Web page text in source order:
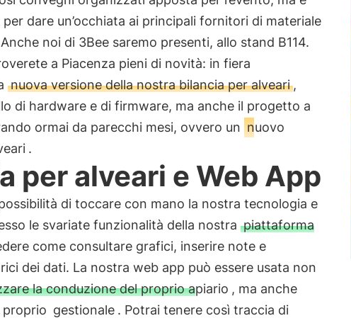
dare un’occhiata ai principali fornitori di materiale
noi di 3Bee saremo presenti, allo stand B114.
a Piacenza pieni di novità: in fiera
nuova versione della nostra bilancia per alveari,
di hardware e di firmware, ma anche il progetto a
ormai da parecchi mesi, ovvero un nuovo
.
per alveari e Web App
di toccare con mano la nostra tecnologia e
le svariate funzionalità della nostra piattaforma
come consultare grafici, inserire note e
dei dati. La nostra web app può essere usata non
la conduzione del proprio apiario , ma anche
proprio gestionale . Potrai tenere così traccia di